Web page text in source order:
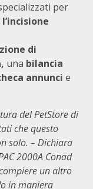
per
l’incisione
di
una bilancia
annunci e
del PetStore di
che questo
solo. – Dichiara
2000A Conad
un altro
in maniera